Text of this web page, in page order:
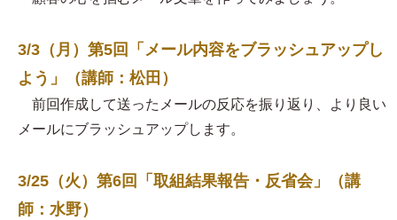
3/3（月）第5回「メール内容をブラッシュアップし
よう」（講師：松田）
前回作成して送ったメールの反応を振り返り、より良い
メールにブラッシュアップします。
3/25（火）第6回「取組結果報告・反省会」（講
師：水野）